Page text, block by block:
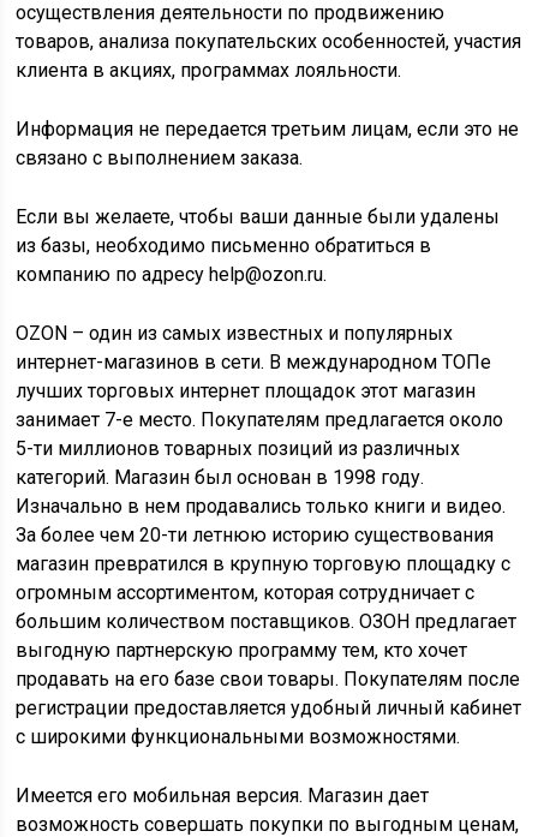
осуществления деятельности по продвижению
товаров, анализа покупательских особенностей, участия
клиента в акциях, программах лояльности.
Информация не передается третьим лицам, если это не
связано с выполнением заказа.
Если вы желаете, чтобы ваши данные были удалены
из базы, необходимо письменно обратиться в
компанию по адресу help@ozon.ru.
OZON – один из самых известных и популярных
интернет-магазинов в сети. В международном ТОПе
лучших торговых интернет площадок этот магазин
занимает 7-е место. Покупателям предлагается около
5-ти миллионов товарных позиций из различных
категорий. Магазин был основан в 1998 году.
Изначально в нем продавались только книги и видео.
За более чем 20-ти летнюю историю существования
магазин превратился в крупную торговую площадку с
огромным ассортиментом, которая сотрудничает с
большим количеством поставщиков. ОЗОН предлагает
выгодную партнерскую программу тем, кто хочет
продавать на его базе свои товары. Покупателям после
регистрации предоставляется удобный личный кабинет
с широкими функциональными возможностями.
Имеется его мобильная версия. Магазин дает
возможность совершать покупки по выгодным ценам,